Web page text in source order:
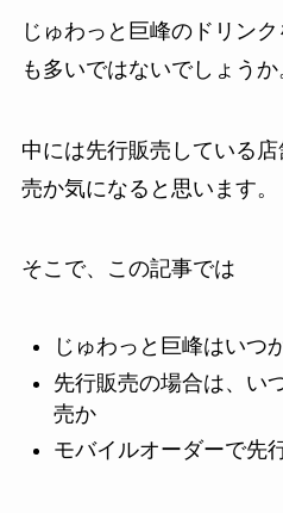
じゅわっと巨峰のドリン
も多いではないでしょうか
中には先行販売している
売か気になると思います。
そこで、この記事では
じゅわっと巨峰はいつ
先行販売の場合は、い
売か
モバイルオーダーで先